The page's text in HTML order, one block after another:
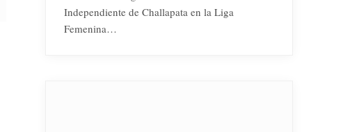
Independiente de Challapata en la Liga
Femenina…